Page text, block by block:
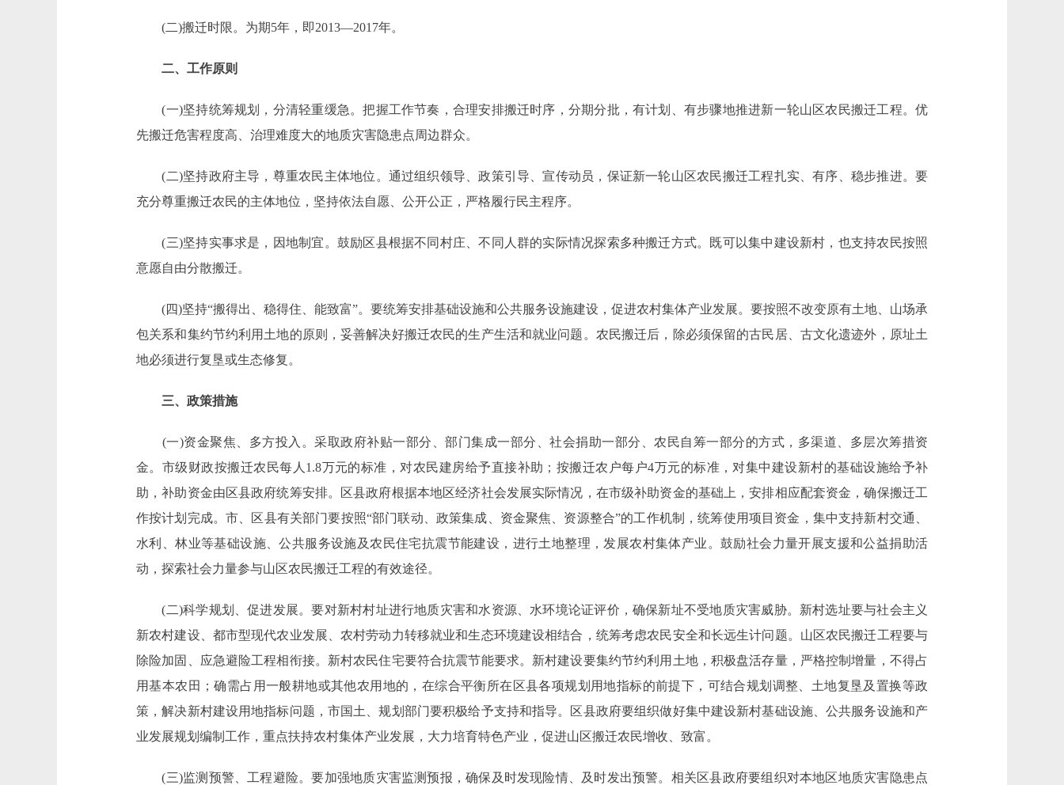
(二)搬迁时限。为期5年，即2013—2017年。
二、工作原则
(一)坚持统筹规划，分清轻重缓急。把握工作节奏，合理安排搬迁时序，分期分批，有计划、有步骤地推进新一轮山区农民搬迁工程。优
先搬迁危害程度高、治理难度大的地质灾害隐患点周边群众。
(二)坚持政府主导，尊重农民主体地位。通过组织领导、政策引导、宣传动员，保证新一轮山区农民搬迁工程扎实、有序、稳步推进。要
充分尊重搬迁农民的主体地位，坚持依法自愿、公开公正，严格履行民主程序。
(三)坚持实事求是，因地制宜。鼓励区县根据不同村庄、不同人群的实际情况探索多种搬迁方式。既可以集中建设新村，也支持农民按照
意愿自由分散搬迁。
(四)坚持“搬得出、稳得住、能致富”。要统筹安排基础设施和公共服务设施建设，促进农村集体产业发展。要按照不改变原有土地、山场承
包关系和集约节约利用土地的原则，妥善解决好搬迁农民的生产生活和就业问题。农民搬迁后，除必须保留的古民居、古文化遗迹外，原址土
地必须进行复垦或生态修复。
三、政策措施
(一)资金聚焦、多方投入。采取政府补贴一部分、部门集成一部分、社会捐助一部分、农民自筹一部分的方式，多渠道、多层次筹措资
金。市级财政按搬迁农民每人1.8万元的标准，对农民建房给予直接补助；按搬迁农户每户4万元的标准，对集中建设新村的基础设施给予补
助，补助资金由区县政府统筹安排。区县政府根据本地区经济社会发展实际情况，在市级补助资金的基础上，安排相应配套资金，确保搬迁工
作按计划完成。市、区县有关部门要按照“部门联动、政策集成、资金聚焦、资源整合”的工作机制，统筹使用项目资金，集中支持新村交通、
水利、林业等基础设施、公共服务设施及农民住宅抗震节能建设，进行土地整理，发展农村集体产业。鼓励社会力量开展支援和公益捐助活
动，探索社会力量参与山区农民搬迁工程的有效途径。
(二)科学规划、促进发展。要对新村村址进行地质灾害和水资源、水环境论证评价，确保新址不受地质灾害威胁。新村选址要与社会主义
新农村建设、都市型现代农业发展、农村劳动力转移就业和生态环境建设相结合，统筹考虑农民安全和长远生计问题。山区农民搬迁工程要与
除险加固、应急避险工程相衔接。新村农民住宅要符合抗震节能要求。新村建设要集约节约利用土地，积极盘活存量，严格控制增量，不得占
用基本农田；确需占用一般耕地或其他农用地的，在综合平衡所在区县各项规划用地指标的前提下，可结合规划调整、土地复垦及置换等政
策，解决新村建设用地指标问题，市国土、规划部门要积极给予支持和指导。区县政府要组织做好集中建设新村基础设施、公共服务设施和产
业发展规划编制工作，重点扶持农村集体产业发展，大力培育特色产业，促进山区搬迁农民增收、致富。
(三)监测预警、工程避险。要加强地质灾害监测预报，确保及时发现险情、及时发出预警。相关区县政府要组织对本地区地质灾害隐患点